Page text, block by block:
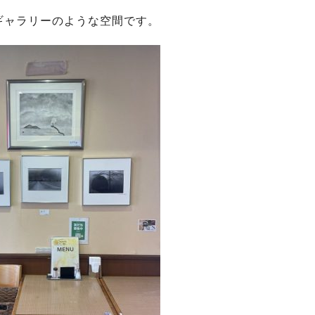
ラリーのような空間です。